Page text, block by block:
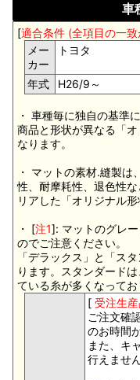
車
[適合条件 (全項目の一致
メー
カー
トヨタ
年式 H26/9～
・ 車種毎に独自の基準
商品と形状が異なる「
なります。
・ マットの素材.縫製
性、耐摩耗性、退色性
リアした「オリジナル
・ [注1]: マットのグレ
のでご注意ください。
「デラックス」と「ス
ります。スタンダード
ている糸が多くなってお
[ 受注生産
ご注文確
のお時間
また、キ
行えませ